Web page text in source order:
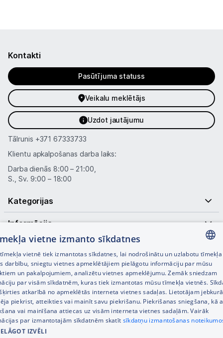
Kontakti
Pasūtījuma statuss
Veikalu meklētājs
Uzdot jautājumu
Tālrunis +371 67333733
Klientu apkalpošanas darba laiks:
Darba dienās 8:00 – 21:00,
S., Sv. 9:00 – 18:00
Kategorijas
Informācija
Noderīgas saites
© SIA Tet 2026 -
LATVIAN
RUSSIAN
ENGLISH
vietne izmanto sīkdatnes
vietnē tiek izmantotas sīkdatnes, lai nodrošinātu un uzlabotu tīmekļa
darbību, sniegtu vietnes apmeklētājiem pielāgotu informāciju par mūsu
un pakalpojumiem, analizētu vietnes apmeklējumu. Zemāk sniedzam
par visām sīkdatnēm, kuras tiek izmantotas mūsu tīmekļa vietnēs.
atkarībā no apmeklētās interneta vietnes sadaļas. Lietotājam
piekrist, atteikties vai mainīt savu piekrišanu. Piekrišanas sniegšana, kā
vai mainīšana attiecas uz visām interneta vietnes sadaļām. Vairāk
par izmantotajām sīkdatnēm skatīt sīkdatņu izmantošanas
IZVĒLI